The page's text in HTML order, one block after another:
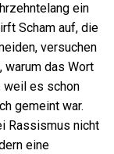
ein
Scham auf, die
versuchen
warum das Wort
weil es schon
gemeint war.
Rassismus nicht
eine